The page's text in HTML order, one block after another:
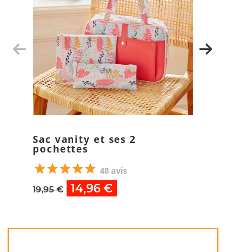
Sac vanity et ses 2
pochettes
48 avis
19,95 € 14,96 €